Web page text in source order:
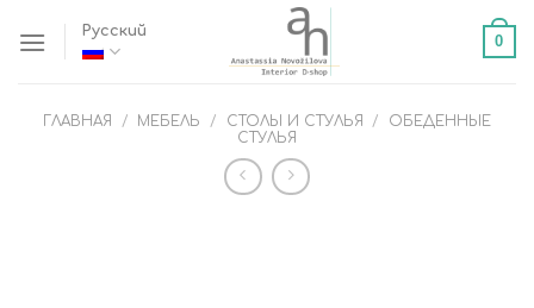
Русский
0
ГЛАВНАЯ / МЕБЕЛЬ / СТОЛЫ И СТУЛЬЯ /
ОБЕДЕННЫЕ
СТУЛЬЯ